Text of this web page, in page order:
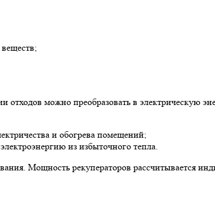
отходов можно преобразовать в
и обогрева помещений;
из избыточного тепла.
Мощность рекуператоров рассчитывается